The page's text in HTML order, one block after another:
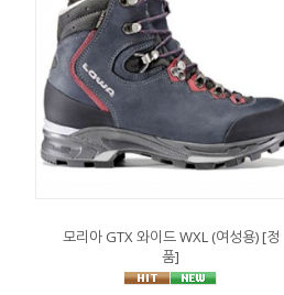
모리아 GTX 와이드 WXL (여성용) [정
품]